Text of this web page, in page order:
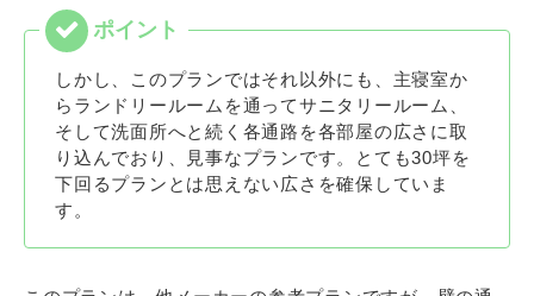
しかし、このプランではそれ以外にも、主寝室か
らランドリールームを通ってサニタリールーム、
そして洗面所へと続く各通路を各部屋の広さに取
り込んでおり、見事なプランです。とても30坪を
下回るプランとは思えない広さを確保していま
す。